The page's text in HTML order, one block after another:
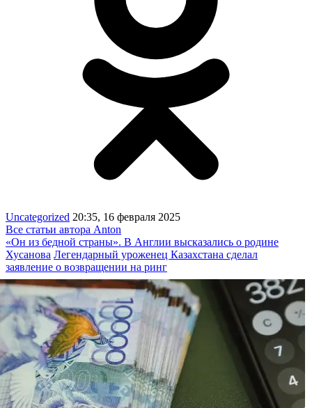
Uncategorized 20:35, 16 февраля 2025
Все статьи автора Anton
«Он из бедной страны». В Англии высказались о родине
Хусанова Легендарный уроженец Казахстана сделал
заявление о возвращении на ринг